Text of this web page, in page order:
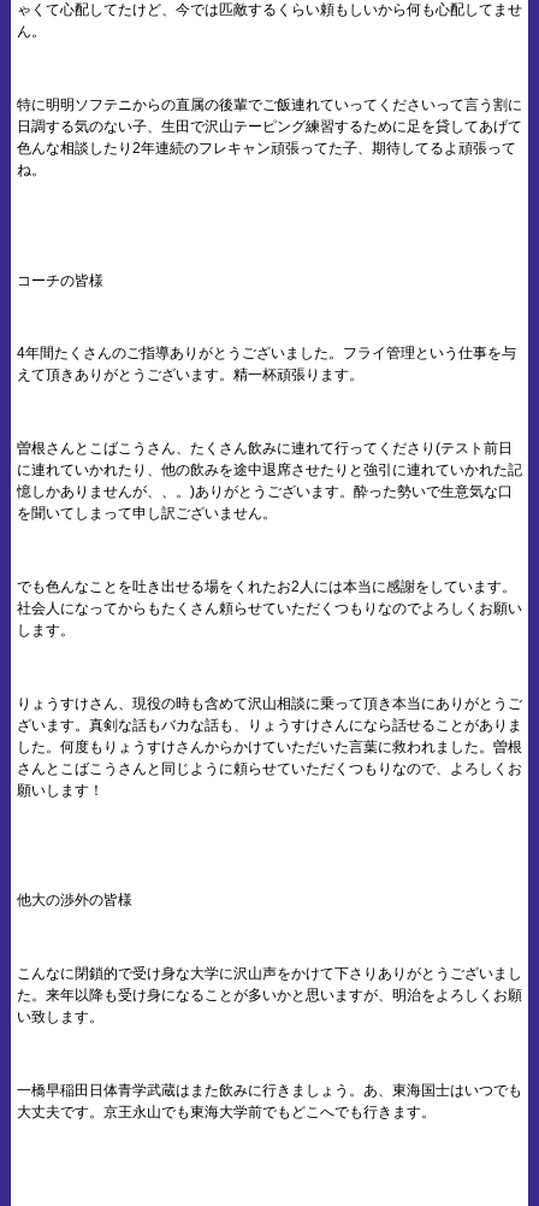
ゃくて心配してたけど、今では匹敵するくらい頼もしいから何も心配してませ
ん。
特に明明ソフテニからの直属の後輩でご飯連れていってくださいって言う割に
日調する気のない子、生田で沢山テーピング練習するために足を貸してあげて
色んな相談したり2年連続のフレキャン頑張ってた子、期待してるよ頑張って
ね。
コーチの皆様
4年間たくさんのご指導ありがとうございました。フライ管理という仕事を与
えて頂きありがとうございます。精一杯頑張ります。
曽根さんとこばこうさん、たくさん飲みに連れて行ってくださり(テスト前日
に連れていかれたり、他の飲みを途中退席させたりと強引に連れていかれた記
憶しかありませんが、、。)ありがとうございます。酔った勢いで生意気な口
を聞いてしまって申し訳ございません。
でも色んなことを吐き出せる場をくれたお2人には本当に感謝をしています。
社会人になってからもたくさん頼らせていただくつもりなのでよろしくお願い
します。
りょうすけさん、現役の時も含めて沢山相談に乗って頂き本当にありがとうご
ざいます。真剣な話もバカな話も、りょうすけさんになら話せることがありま
した。何度もりょうすけさんからかけていただいた言葉に救われました。曽根
さんとこばこうさんと同じように頼らせていただくつもりなので、よろしくお
願いします！
他大の渉外の皆様
こんなに閉鎖的で受け身な大学に沢山声をかけて下さりありがとうございまし
た。来年以降も受け身になることが多いかと思いますが、明治をよろしくお願
い致します。
一橋早稲田日体青学武蔵はまた飲みに行きましょう。あ、東海国士はいつでも
大丈夫です。京王永山でも東海大学前でもどこへでも行きます。